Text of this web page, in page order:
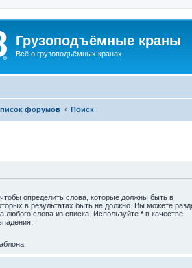
Грузоподъёмные краны
Всё о грузоподъёмных кранах
форумов Поиск
, чтобы определить слова, которые должны быть в
в результатах быть не должно. Вы можете
любого слова из списка. Используйте * в качестве